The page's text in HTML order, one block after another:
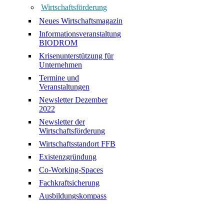
Wirtschaftsförderung
Neues Wirtschaftsmagazin
Informationsveranstaltung
BIODROM
Krisenunterstützung für
Unternehmen
Termine und
Veranstaltungen
Newsletter Dezember
2022
Newsletter der
Wirtschaftsförderung
Wirtschaftsstandort FFB
Existenzgründung
Co-Working-Spaces
Fachkraftsicherung
Ausbildungskompass